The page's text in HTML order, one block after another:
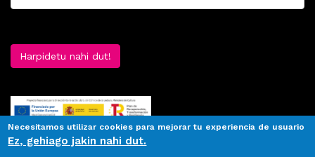
Harpidetu nahi dut!
Necesitamos utilizar cookies para mejorar tu experiencia de usuario
Ez, gehiago jakin nahi dut.